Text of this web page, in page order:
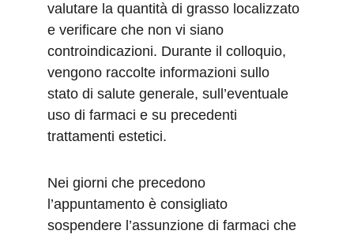
valutare la quantità di grasso localizzato
e verificare che non vi siano
controindicazioni. Durante il colloquio,
vengono raccolte informazioni sullo
stato di salute generale, sull’eventuale
uso di farmaci e su precedenti
trattamenti estetici.
Nei giorni che precedono
l’appuntamento è consigliato
sospendere l’assunzione di farmaci che